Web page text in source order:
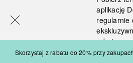
aplikację
regularnie
rabaty
Skorzystaj z rabatu do 20% przy
[navigation.slideout.screenreader]